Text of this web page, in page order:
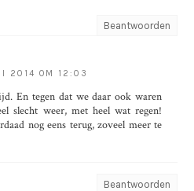
Beantwoorden
2014 OM 12:03
En tegen dat we daar ook waren
slecht weer, met heel wat regen!
nog eens terug, zoveel meer te
Beantwoorden